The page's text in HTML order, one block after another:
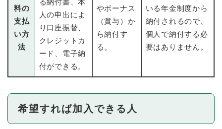
料の
支払
い方
法
る納付書、本
人の申出によ
り口座振替、
クレジットカ
ード、電子納
付ができる。
やボーナス
（賞与）か
ら納付す
る。
いる年金制度から
納付されるので、
個人で納付する必
要はありません。
希望すれば加入できる人